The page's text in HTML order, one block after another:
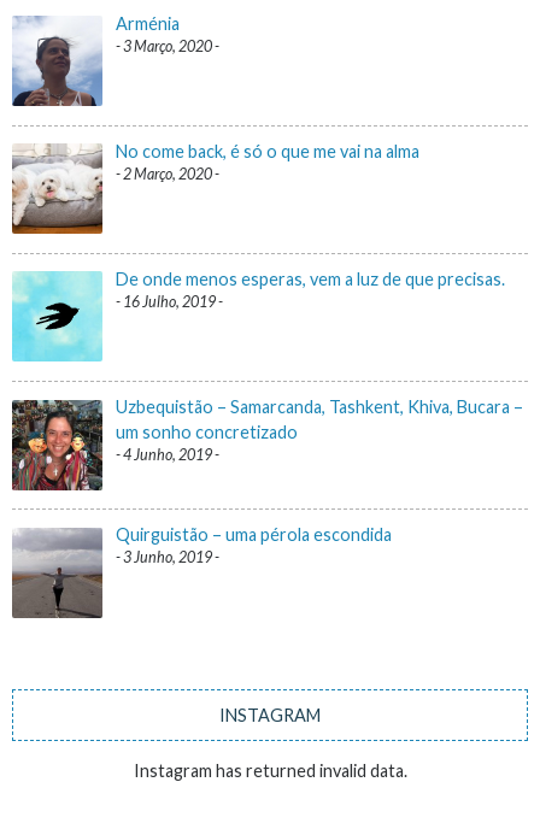
Arménia
3 Março, 2020
No come back, é só o que me vai na alma
2 Março, 2020
De onde menos esperas, vem a luz de que precisas.
16 Julho, 2019
Uzbequistão – Samarcanda, Tashkent, Khiva, Bucara –
um sonho concretizado
4 Junho, 2019
Quirguistão – uma pérola escondida
3 Junho, 2019
INSTAGRAM
Instagram has returned invalid data.